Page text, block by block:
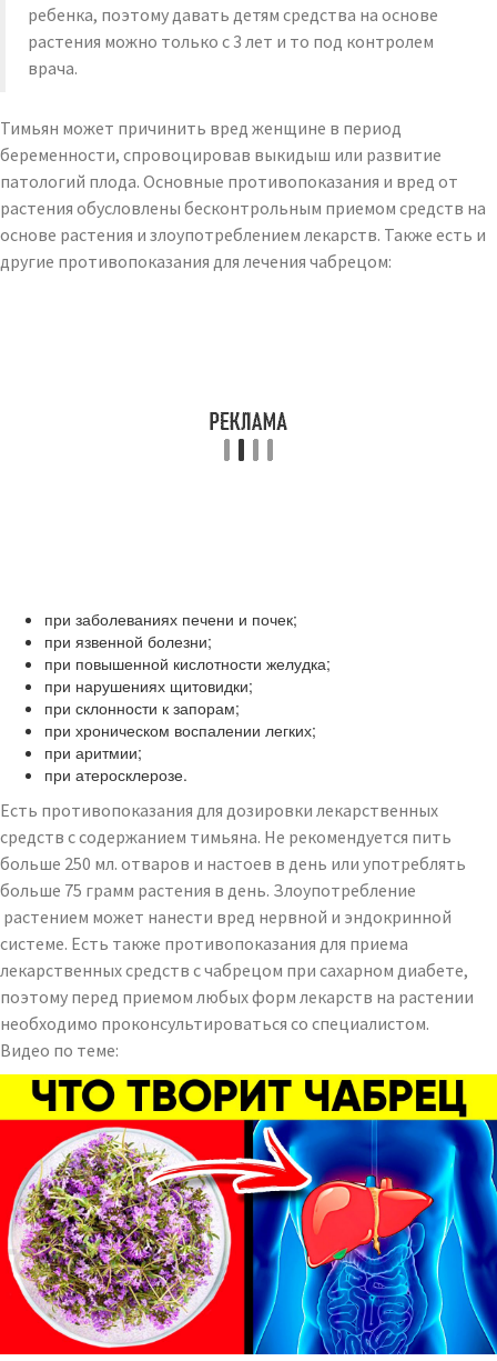
ребенка, поэтому давать детям средства на основе
растения можно только с 3 лет и то под контролем
врача.
Тимьян может причинить вред женщине в период
беременности, спровоцировав выкидыш или развитие
патологий плода. Основные противопоказания и вред от
растения обусловлены бесконтрольным приемом средств на
основе растения и злоупотреблением лекарств. Также есть и
другие противопоказания для лечения чабрецом:
при заболеваниях печени и почек;
при язвенной болезни;
при повышенной кислотности желудка;
при нарушениях щитовидки;
при склонности к запорам;
при хроническом воспалении легких;
при аритмии;
при атеросклерозе.
Есть противопоказания для дозировки лекарственных
средств с содержанием тимьяна. Не рекомендуется пить
больше 250 мл. отваров и настоев в день или употреблять
больше 75 грамм растения в день. Злоупотребление
растением может нанести вред нервной и эндокринной
системе. Есть также противопоказания для приема
лекарственных средств с чабрецом при сахарном диабете,
поэтому перед приемом любых форм лекарств на растении
необходимо проконсультироваться со специалистом.
Видео по теме: